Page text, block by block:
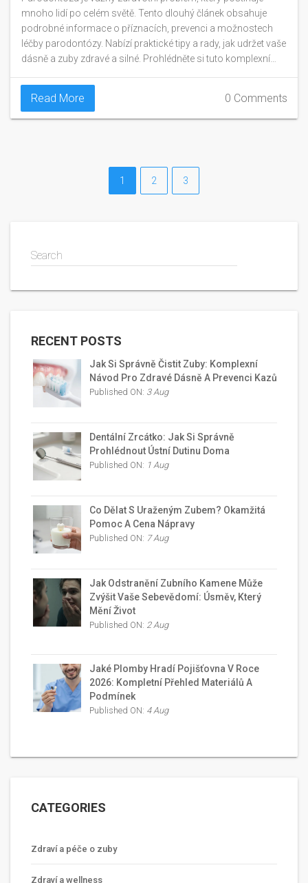
mnoho lidí po celém světě. Tento dlouhý článek obsahuje
podrobné informace o příznacích, prevenci a možnostech
léčby parodontózy. Nabízí praktické tipy a rady, jak udržet vaše
dásně a zuby zdravé a silné. Prohlédněte si tuto komplexní
nebo jak ji efektivně léčit, pokud již máte.
Read More 0 Comments
1 2 3
Search
RECENT POSTS
Jak Si Správně Čistit Zuby: Komplexní
Návod Pro Zdravé Dásně A Prevenci Kazů
Published ON: 3 Aug
Dentální Zrcátko: Jak Si Správně
Prohlédnout Ústní Dutinu Doma
Published ON: 1 Aug
Co Dělat S Uraženým Zubem? Okamžitá
Pomoc A Cena Nápravy
Published ON: 7 Aug
Jak Odstranění Zubního Kamene Může
Zvýšit Vaše Sebevědomí: Úsměv, Který
Mění Život
Published ON: 2 Aug
Jaké Plomby Hradí Pojišťovna V Roce
2026: Kompletní Přehled Materiálů A
Podmínek
Published ON: 4 Aug
CATEGORIES
Zdraví a péče o zuby
Zdraví a wellness